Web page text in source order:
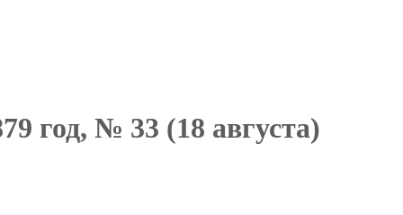
год, № 33 (18 августа)